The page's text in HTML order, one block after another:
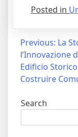
Posted in
Post
navigation
Previous: La
l’Innovazione
Edificio
Costruire
Search